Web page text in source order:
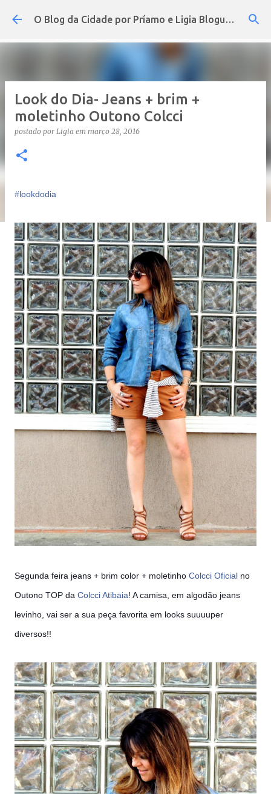
Pular para o conteúdo principal O Blog da Cidade por Príamo e Ligia Blogueira
Look do Dia- Jeans + brim +
moletinho Outono Colcci
postado por Ligia em março 28, 2016
‪#‎lookdodia‬
Segunda feira jeans + brim color + moletinho Colcci Oficial no
Outono TOP da Colcci Atibaia! A camisa, em algodão jeans
levinho, vai ser a sua peça favorita em looks suuuuper
diversos!!